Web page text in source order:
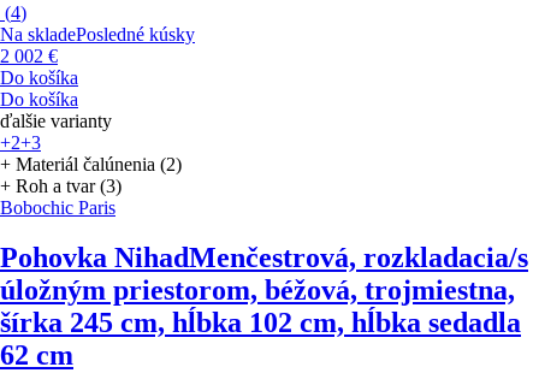
(4)
Na skladePosledné kúsky
2 002 €
Do košíka
Do košíka
ďalšie varianty
+2+3
+ Materiál čalúnenia (2)
+ Roh a tvar (3)
Bobochic Paris
Pohovka NihadMenčestrová, rozkladacia/s
úložným priestorom, béžová, trojmiestna,
šírka 245 cm, hĺbka 102 cm, hĺbka sedadla
62 cm